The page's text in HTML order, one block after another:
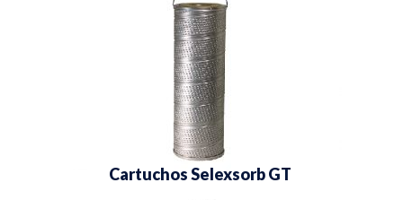
Cartuchos Selexsorb GT